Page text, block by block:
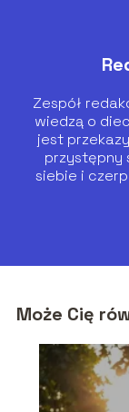
Zespół
wiedzą o
jest
przystępny
siebie i
Może Cię